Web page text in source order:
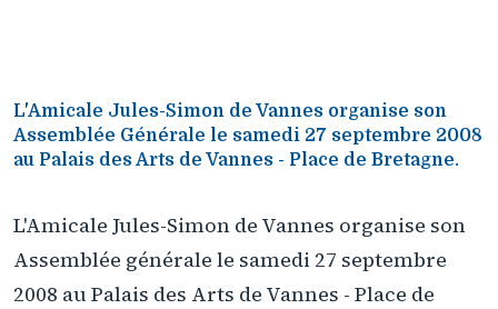
L'Amicale Jules-Simon de Vannes organise son
Assemblée Générale le samedi 27 septembre 2008
au Palais des Arts de Vannes - Place de Bretagne.
L'Amicale Jules-Simon de Vannes organise son
Assemblée générale le samedi 27 septembre
2008 au Palais des Arts de Vannes - Place de